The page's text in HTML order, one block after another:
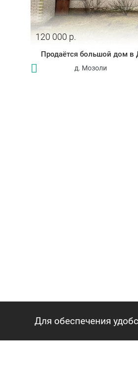
120 000 р.
Продаётся большой дом в
д. Мозоли
Для обеспечения